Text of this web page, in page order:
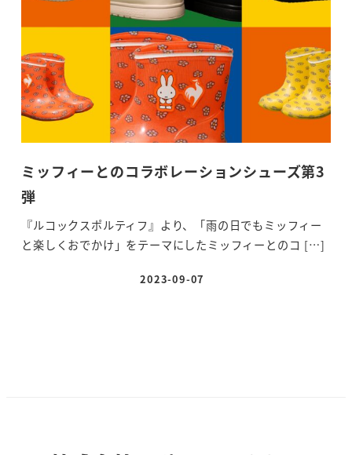
ミッフィーとのコラボレーションシューズ第3
弾
『ルコックスポルティフ』より、「雨の日でもミッフィー
と楽しくおでかけ」をテーマにしたミッフィーとのコ […]
投稿日
2023-09-07